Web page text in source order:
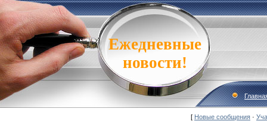
Ежедневные
новости!
[ Новые сообщения ·